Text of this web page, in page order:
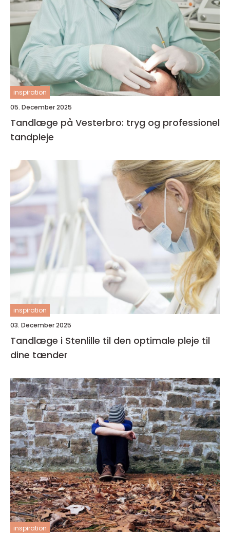
inspiration
05. December 2025
Tandlæge på Vesterbro: tryg og professionel
tandpleje
inspiration
03. December 2025
Tandlæge i Stenlille til den optimale pleje til
dine tænder
inspiration